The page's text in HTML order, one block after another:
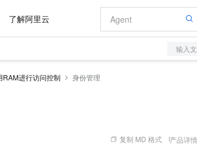
了解阿里云
输入
RAM进行访问控制 身份管理
复制 MD 格式 产品详情
AI翻译排版一步到位
长任务时代开源旗舰模型
轻松解锁专属
惠权益
创新助力计划
Token 补贴，加速一人公司成长
AI 场景体验
从图文生成到视频创作
器
和估算价格
惠，释放技术红利
配置报价器
证
基础软件
伙伴
成认证中心
伴工作台
产品伙伴合作计划
服务
划
务台
阿里云认证
考
市场活动